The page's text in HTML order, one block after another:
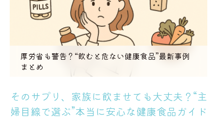
厚労省も警告？“飲むと危ない健康食品”最新事例
まとめ
そのサプリ、家族に飲ませても大丈夫？“主
婦目線で選ぶ”本当に安心な健康食品ガイド